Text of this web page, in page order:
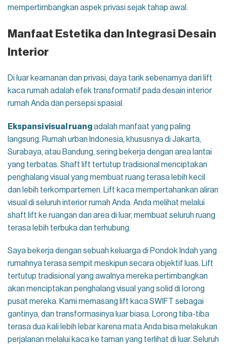
mempertimbangkan aspek privasi sejak tahap awal.
Manfaat Estetika dan Integrasi Desain
Interior
Di luar keamanan dan privasi, daya tarik sebenarnya dari lift
kaca rumah adalah efek transformatif pada desain interior
rumah Anda dan persepsi spasial.
Ekspansi visual ruangadalah manfaat yang paling
langsung. Rumah urban Indonesia, khususnya di Jakarta,
Surabaya, atau Bandung, sering bekerja dengan area lantai
yang terbatas. Shaft lift tertutup tradisional menciptakan
penghalang visual yang membuat ruang terasa lebih kecil
dan lebih terkompartemen. Lift kaca mempertahankan aliran
visual di seluruh interior rumah Anda. Anda melihat melalui
shaft lift ke ruangan dan area di luar, membuat seluruh ruang
terasa lebih terbuka dan terhubung.
Saya bekerja dengan sebuah keluarga di Pondok Indah yang
rumahnya terasa sempit meskipun secara objektif luas. Lift
tertutup tradisional yang awalnya mereka pertimbangkan
akan menciptakan penghalang visual yang solid di lorong
pusat mereka. Kami memasang lift kaca SWIFT sebagai
gantinya, dan transformasinya luar biasa. Lorong tiba-tiba
terasa dua kali lebih lebar karena mata Anda bisa melakukan
perjalanan melalui kaca ke taman yang terlihat di luar. Seluruh